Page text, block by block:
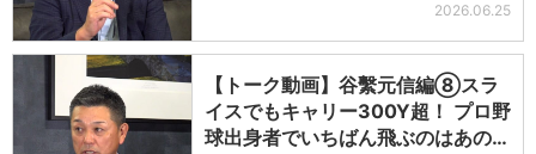
2026.06.25
【トーク動画】谷繫元信編⑧スラ
イスでもキャリー300Y超！ プロ野
球出身者でいちばん飛ぶのはあの天